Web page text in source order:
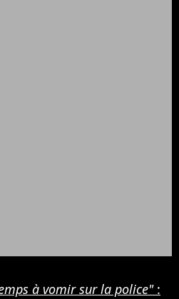
à vomir sur la police":